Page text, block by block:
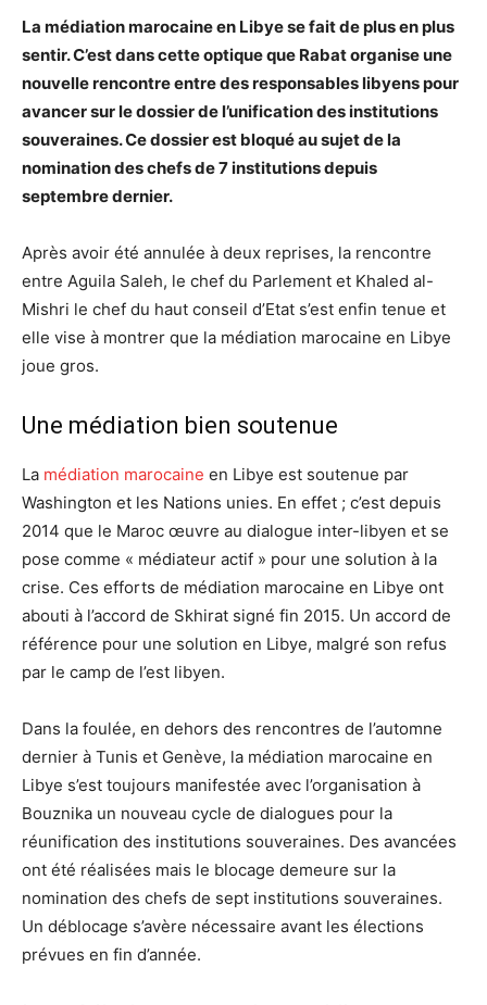
La médiation marocaine en Libye se fait de plus en plus
sentir. C’est dans cette optique que Rabat organise une
nouvelle rencontre entre des responsables libyens pour
avancer sur le dossier de l’unification des institutions
souveraines. Ce dossier est bloqué au sujet de la
nomination des chefs de 7 institutions depuis
septembre dernier.
Après avoir été annulée à deux reprises, la rencontre
entre Aguila Saleh, le chef du Parlement et Khaled al-
Mishri le chef du haut conseil d’Etat s’est enfin tenue et
elle vise à montrer que la médiation marocaine en Libye
joue gros.
Une médiation bien soutenue
La médiation marocaine en Libye est soutenue par
Washington et les Nations unies. En effet ; c’est depuis
2014 que le Maroc œuvre au dialogue inter-libyen et se
pose comme « médiateur actif » pour une solution à la
crise. Ces efforts de médiation marocaine en Libye ont
abouti à l’accord de Skhirat signé fin 2015. Un accord de
référence pour une solution en Libye, malgré son refus
par le camp de l’est libyen.
Dans la foulée, en dehors des rencontres de l’automne
dernier à Tunis et Genève, la médiation marocaine en
Libye s’est toujours manifestée avec l’organisation à
Bouznika un nouveau cycle de dialogues pour la
réunification des institutions souveraines. Des avancées
ont été réalisées mais le blocage demeure sur la
nomination des chefs de sept institutions souveraines.
Un déblocage s’avère nécessaire avant les élections
prévues en fin d’année.